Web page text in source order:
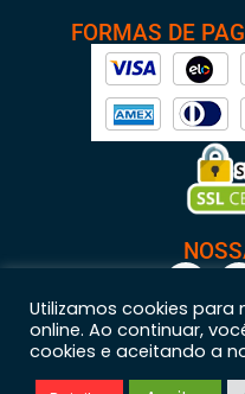
FORMAS DE
Utilizamos cookies para
online. Ao continuar,
cookies e aceitando a